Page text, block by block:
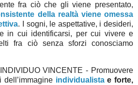
fra ciò che gli viene presentato,
della realtà viene omessa
. I sogni, le aspettative, i desideri,
e in cui identificarsi, per cui vivere e
fra ciò senza sforzi conosciamo
VINCENTE - Promuovere
individualistae forte,